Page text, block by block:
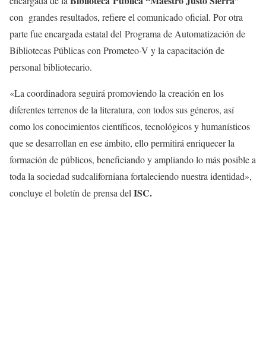
con grandes resultados, refiere el comunicado oficial. Por otra
parte fue encargada estatal del Programa de Automatización de
Bibliotecas Públicas con Prometeo-V y la capacitación de
personal bibliotecario.
«La coordinadora seguirá promoviendo la creación en los
diferentes terrenos de la literatura, con todos sus géneros, así
como los conocimientos científicos, tecnológicos y humanísticos
que se desarrollan en ese ámbito, ello permitirá enriquecer la
formación de públicos, beneficiando y ampliando lo más posible a
toda la sociedad sudcaliforniana fortaleciendo nuestra identidad»,
concluye el boletín de prensa del ISC.